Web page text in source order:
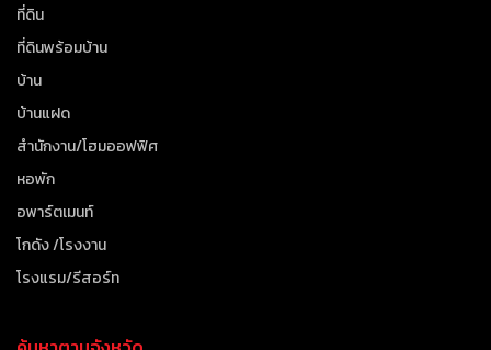
ที่ดิน
ที่ดินพร้อมบ้าน
บ้าน
บ้านแฝด
สำนักงาน/โฮมออฟฟิศ
หอพัก
อพาร์ตเมนท์
โกดัง /โรงงาน
โรงแรม/รีสอร์ท